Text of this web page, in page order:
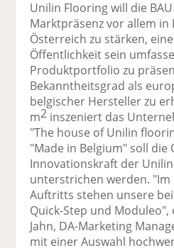
Unilin Flooring will die
Marktpräsenz vor allem in
Österreich zu stärken,
Öffentlichkeit sein
Produktportfolio zu
Bekanntheitsgrad als
belgischer Hersteller zu
m2 inszeniert das
"The house of Unilin
"Made in Belgium" soll die
Innovationskraft der
unterstrichen werden. "Im
Auftritts stehen unsere
Quick-Step und
Jahn, DA-Marketing
mit einer Auswahl